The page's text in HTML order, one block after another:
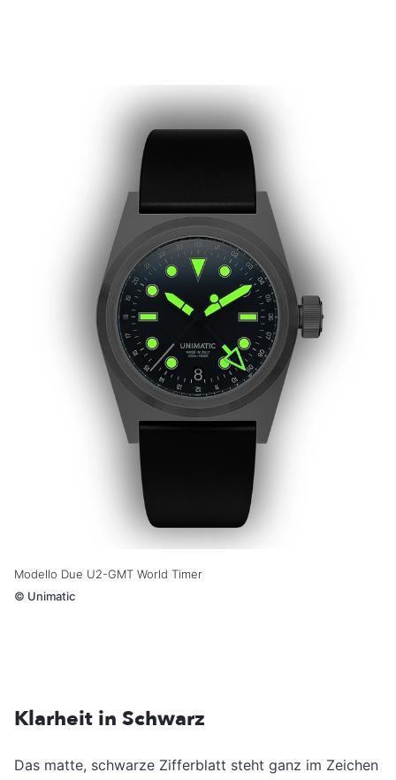
Modello Due U2-GMT World Timer
© Unimatic
Klarheit in Schwarz
Das matte, schwarze Zifferblatt steht ganz im Zeichen